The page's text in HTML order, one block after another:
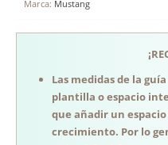
Marca: Mustang
Las medidas de la
plantilla o espacio
que añadir un
crecimiento. Por lo